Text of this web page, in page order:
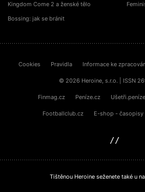
Kingdom Come 2 a ženské tělo
Bossing: jak se bránit
Cookies Pravidla Informace ke
© 2026 Heroine, s.r.o. | ISSN
Finmag.cz Peníze.cz
Footballclub.cz E-shop - časopisy
Tištěnou Heroine seženete také u